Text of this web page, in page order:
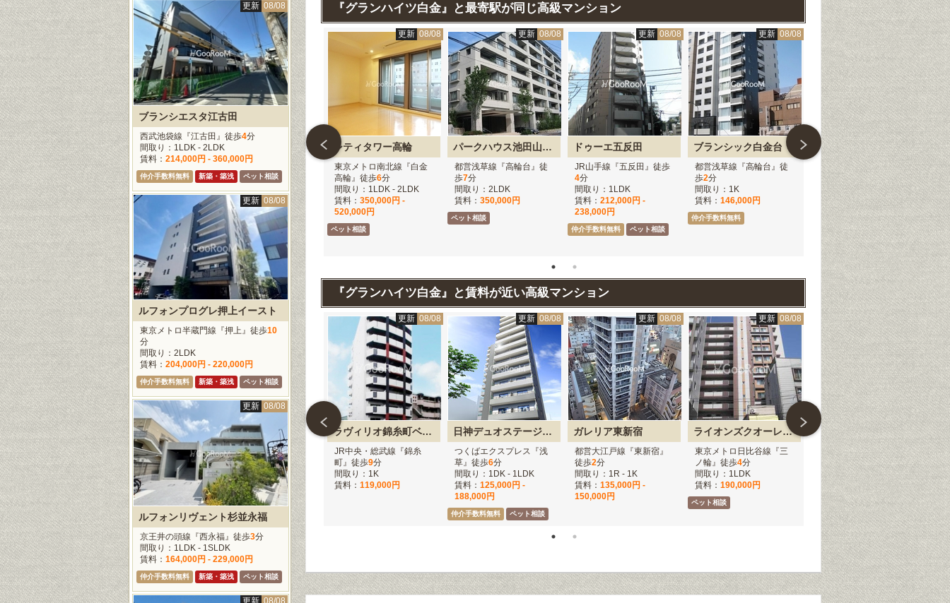
『グランハイツ白金』と最寄駅が同じ高級マンション
更新 08/07
高輪
線『高輪台』徒
1LDK
177,000円
無料
新築・築浅
更新 08/07
ルジェンテ高輪台
都営浅草線『高輪台』徒
歩 3 分
間取り：1LDK - 2LDK
賃料：230,000円 -
259,000円
ペット相談
更新 08/07
ジオエント白金台
JR山手線『五反田』徒歩
0 分
間取り：1K - 2LDK
賃料：
147,000円 -
610,000円
仲介手数料無料
新築・築浅
ペット相談
更新 08/08
シティタワー高輪
東京メトロ南北線『白金
高輪』徒歩6分
間取り：1LDK - 2LDK
賃料： 350,000円 -
520,000円
ペット相談
更新 08/08
パークハウス池田山公園 白金台の杜
都営浅草線『高輪台』徒
歩7分
間取り：2LDK
賃料： 350,000円
ペット相談
更新 08/08
ドゥーエ五反田
JR山手線『五反田』徒歩
4分
間取り：1LDK
賃料： 212,000円 -
238,000円
仲介手数料無料 ペット相談
更新 08/08
ブランシック白金台
都営浅草線『高輪台』徒
歩2分
間取り：1K
賃料： 146,000円
仲介手数料無料
更新 08/07
ジウエルクス高輪
都営浅草線『高輪台』徒
歩5分
間取り：1LDK
賃料：259,000円
仲介手数料無料
ラ
都
歩5
間
賃
仲介
ペッ
『グランハイツ白金』と賃料が近い高級マンション
更新 08/08
ール新宿
戸線『都庁前』
1R - 3LDK
175,000円 -
円
無料 ペット相談
更新 08/08
コンフォリア両国サウス
都営大江戸線『森下』徒
歩 7 分
間取り：1K - 1LDK
賃料：118,000円 -
173,000円
仲介手数料無料 ペット相談
更新 08/08
ラ・トゥール新宿グランド
東京メトロ丸ノ内線『西
新宿』徒歩3分
間取り：1K - 4LDK
賃料：299,000円 -
1,900,000円
仲介手数料無料 ペット相談
更新 08/08
ラヴィリオ錦糸町ベルグレード
JR中央・総武線『錦糸
町』徒歩9分
間取り：1K
賃料： 119,000円
更新 08/08
日神デュオステージ浅草松が谷
つくばエクスプレス『浅
草』徒歩6分
間取り：1DK - 1LDK
賃料： 125,000円 -
188,000円
仲介手数料無料 ペット相談
更新 08/08
ガレリア東新宿
都営大江戸線『東新宿』
徒歩2分
間取り：1R - 1K
賃料： 135,000円 -
150,000円
更新 08/08
ライオンズクオーレ東京三ノ輪シティゲート
東京メトロ日比谷線『三
ノ輪』徒歩4分
間取り：1LDK
賃料： 190,000円
ペット相談
更新 08/08
アセンションアイディ浅草
つくばエクスプレス『浅
草』徒歩3 分
間取り：1K - 1DK
賃料： 98,000円 -
160,000円
仲介手数料無料
ラ
都
徒
間
賃
仲介
更新 08/08
ブランシエスタ江古田
西武池袋線『江古田』徒歩4分
間取り：1LDK - 2LDK
賃料： 214,000円 - 360,000円
仲介手数料無料 新築・築浅 ペット相談
更新 08/08
ルフォンプログレ押上イースト
東京メトロ半蔵門線『押上』徒歩10
分
間取り：2LDK
賃料： 204,000円 - 220,000円
仲介手数料無料 新築・築浅 ペット相談
更新 08/08
ルフォンリヴェント杉並永福
京王井の頭線『西永福』徒歩3分
間取り：1LDK - 1SLDK
賃料： 164,000円 - 229,000円
仲介手数料無料 新築・築浅 ペット相談
更新 08/08